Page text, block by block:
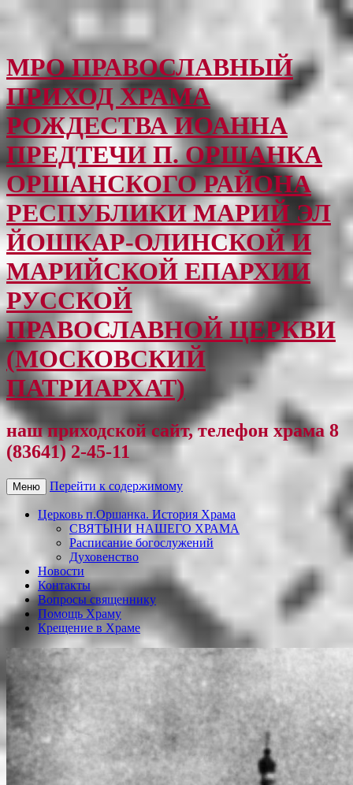
МРО ПРАВОСЛАВНЫЙ
ПРИХОД ХРАМА
РОЖДЕСТВА ИОАННА
ПРЕДТЕЧИ П. ОРШАНКА
ОРШАНСКОГО РАЙОНА
РЕСПУБЛИКИ МАРИЙ ЭЛ
ЙОШКАР-ОЛИНСКОЙ И
МАРИЙСКОЙ ЕПАРХИИ
РУССКОЙ
ПРАВОСЛАВНОЙ ЦЕРКВИ
(МОСКОВСКИЙ
ПАТРИАРХАТ)
наш приходской сайт, телефон храма 8
(83641) 2-45-11
Меню Перейти к содержимому
Церковь п.Оршанка. История Храма
СВЯТЫНИ НАШЕГО ХРАМА
Расписание богослужений
Духовенство
Новости
Контакты
Вопросы священнику
Помощь Храму
Крещение в Храме